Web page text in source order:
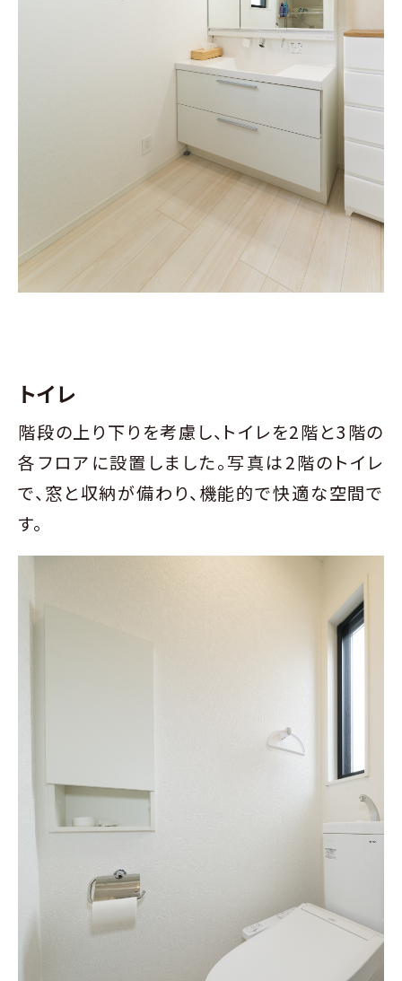
トイレ
階段の上り下りを考慮し、トイレを2階と3階の
各フロアに設置しました。写真は2階のトイレ
で、窓と収納が備わり、機能的で快適な空間で
す。